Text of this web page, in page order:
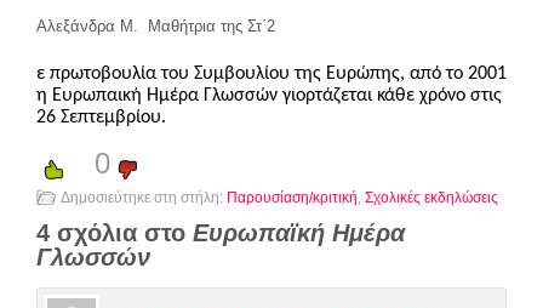
Αλεξάνδρα Μ. Μαθήτρια της Στ΄2
ε πρωτοβουλία του Συμβουλίου της Ευρώπης, από το 2001
η Ευρωπαική Ημέρα Γλωσσών γιορτάζεται κάθε χρόνο στις
26 Σεπτεμβρίου.
0
Δημοσιεύτηκε στη στήλη: Παρουσίαση/κριτική, Σχολικές εκδηλώσεις
4 σχόλια στο Ευρωπαϊκή Ημέρα
Γλωσσών